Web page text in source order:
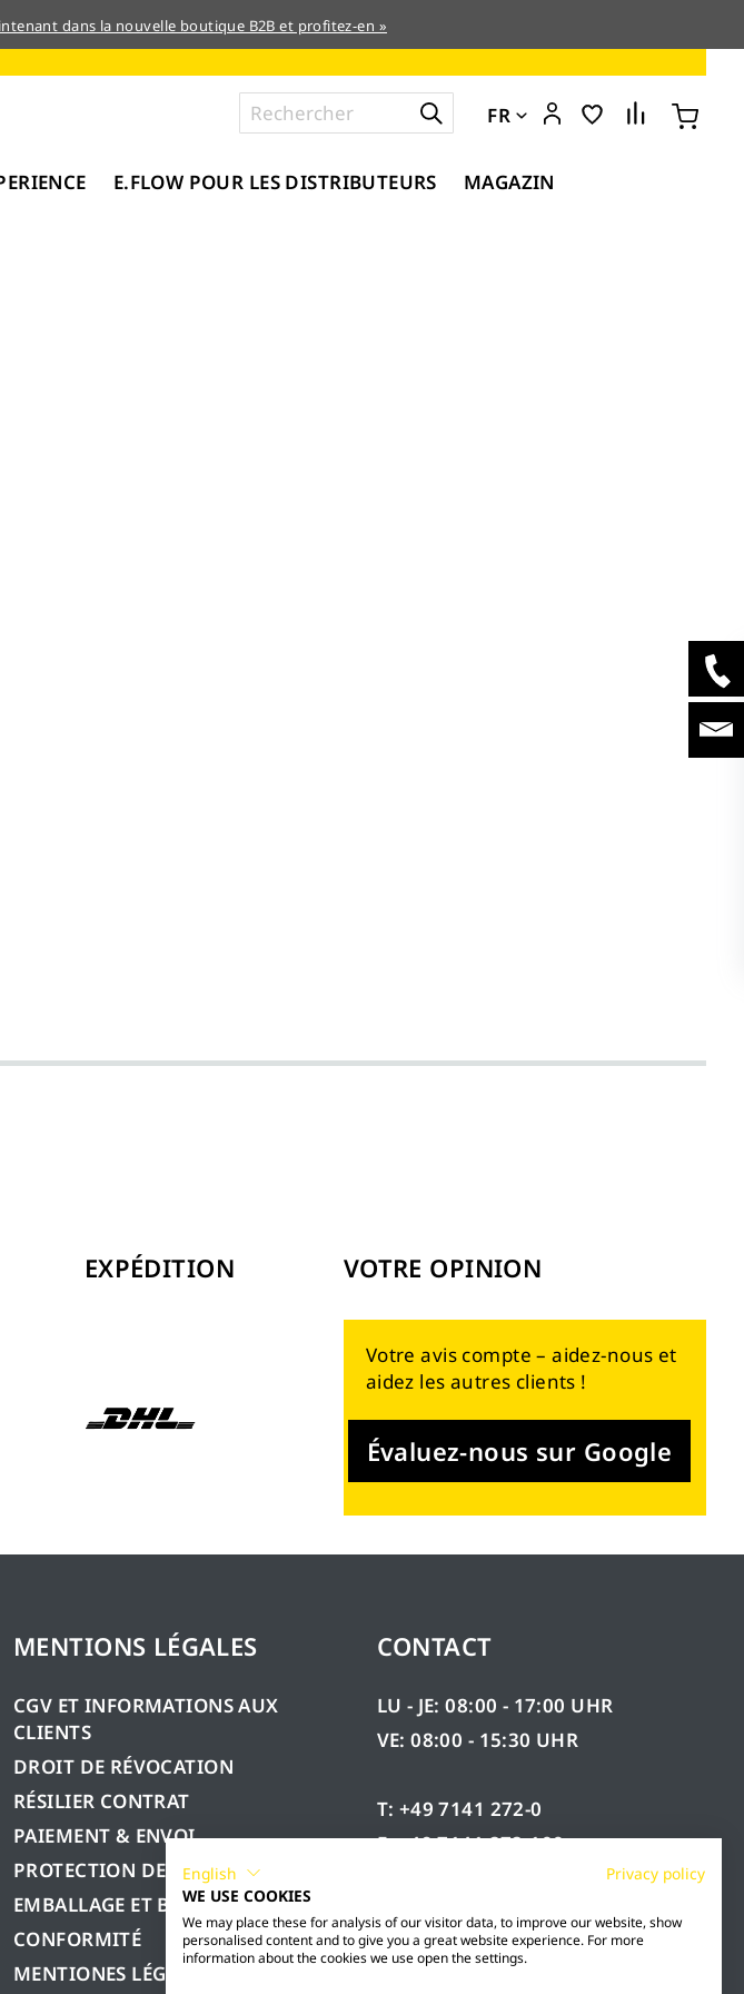
dans la nouvelle boutique B2B et profitez-en »
FR
E.FLOW POUR LES DISTRIBUTEURS MAGAZIN
EXPÉDITION VOTRE OPINION
Votre avis compte – aidez-nous et
aidez les autres clients !
Évaluez-nous sur Google
MENTIONS LÉGALES
CGV ET INFORMATIONS AUX
CLIENTS
DROIT DE RÉVOCATION
RÉSILIER CONTRAT
PAIEMENT & ENVOI
PROTECTION DES DONNÉES
EMBALLAGE ET BATTERIE
CONFORMITÉ
MENTIONES LÉGALES
CONTACT
LU - JE: 08:00 - 17:00 UHR
VE: 08:00 - 15:30 UHR
T: +49 7141 272-0
F: +49 7141 272-100
English
Privacy policy
WE USE COOKIES
We may place these for analysis of our visitor data, to improve our website, show
personalised content and to give you a great website experience. For more
information about the cookies we use open the settings.